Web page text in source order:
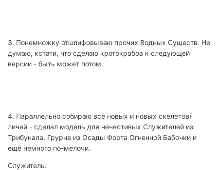
3. Понемножку отшлифовываю прочих Водных Существ. Не
думаю, кстати, что сделаю кротокрабов к следующей
версии - быть может потом.
4. Параллельно собираю всё новых и новых скелетов/
личей - сделал модель для нечестивых Служителей из
Трибунала, Грурна из Осады Форта Огненной Бабочки и
ещё немного по-мелочи.
Служитель: